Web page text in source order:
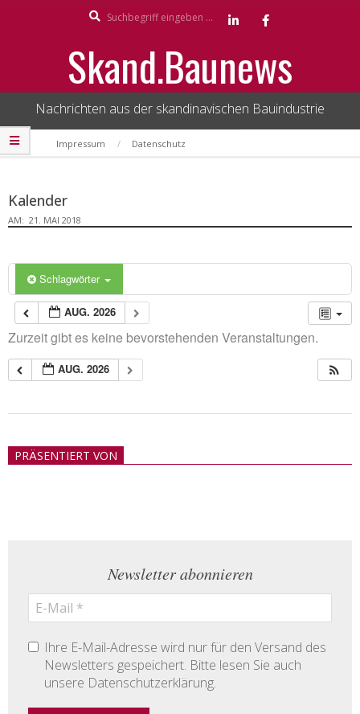
Skand.Baunews
Nachrichten aus der skandinavischen Bauindustrie
Secondary
Navigation
Impressum Datenschutz
Kalender
AM: 21. MAI 2018
Schlagwörter
AUG. 2026
Zurzeit gibt es keine bevorstehenden Veranstaltungen.
AUG. 2026
21PRÄSENTIERT VON
Newsletter abonnieren
Ihre E-Mail-Adresse wird nur für den Versand des
Newsletters gespeichert. Bitte lesen Sie auch
unsere Datenschutzerklärung.